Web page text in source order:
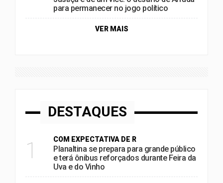
para permanecer no jogo político
VER MAIS
DESTAQUES
1 COM EXPECTATIVA DE R
Planaltina se prepara para grande público
e terá ônibus reforçados durante Feira da
Uva e do Vinho